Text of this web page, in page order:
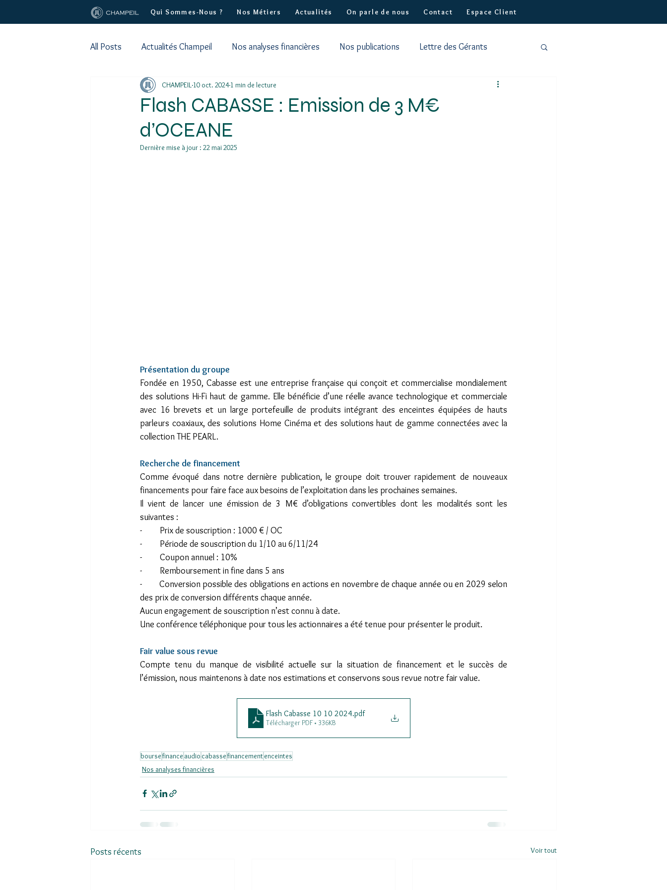
Qui Sommes-Nous ? Nos Métiers Actualités On parle de nous Contact Espace Client
All Posts Actualités Champeil Nos analyses financières Nos publications Lettre des Gérants
Flash CABASSE : Emission de 3 M€
d’OCEANE
CHAMPEIL 10 oct. 2024 1 min de lecture
Dernière mise à jour : 22 mai 2025
Présentation du groupe
Fondée en 1950, Cabasse est une entreprise française qui conçoit et commercialise mondialement
des solutions Hi-Fi haut de gamme. Elle bénéficie d’une réelle avance technologique et commerciale
avec 16 brevets et un large portefeuille de produits intégrant des enceintes équipées de hauts
parleurs coaxiaux, des solutions Home Cinéma et des solutions haut de gamme connectées avec la
collection THE PEARL.
Recherche de financement
Comme évoqué dans notre dernière publication, le groupe doit trouver rapidement de nouveaux
financements pour faire face aux besoins de l’exploitation dans les prochaines semaines.
Il vient de lancer une émission de 3 M€ d’obligations convertibles dont les modalités sont les
suivantes :
-         Prix de souscription : 1000 € / OC
-         Période de souscription du 1/10 au 6/11/24
-         Coupon annuel : 10%
-         Remboursement in fine dans 5 ans
-        Conversion possible des obligations en actions en novembre de chaque année ou en 2029 selon
des prix de conversion différents chaque année.
Aucun engagement de souscription n’est connu à date.
Une conférence téléphonique pour tous les actionnaires a été tenue pour présenter le produit.
Fair value sous revue
Compte tenu du manque de visibilité actuelle sur la situation de financement et le succès de
l’émission, nous maintenons à date nos estimations et conservons sous revue notre fair value.
Flash Cabasse 10 10 2024.pdf
Télécharger PDF • 336KB
boursefinance audio cabassefinancementenceintes
Nos analyses financières
Posts récents Voir tout